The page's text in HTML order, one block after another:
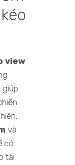
view
giúp
và
có
tài